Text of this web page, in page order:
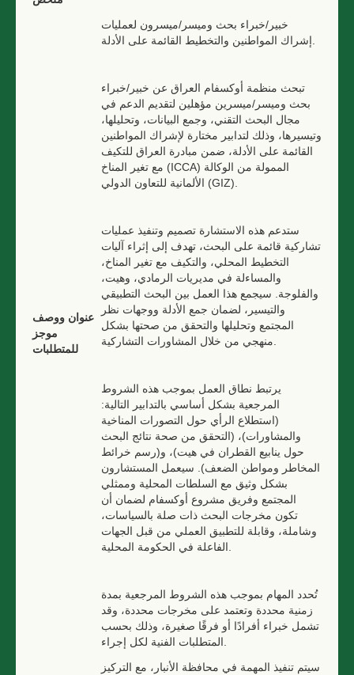
عنوان ووصف
موجز
للمتطلبات
خبير/خبراء بحث وميسر/ميسرون لعمليات
تبحث منظمة أوكسفام العراق عن خبير/خبراء
بحث وميسر/ميسرين مؤهلين لتقديم الدعم في
مجال البحث التقني، وجمع البيانات، وتحليلها،
وتيسيرها، وذلك لتدابير مختارة لإشراك المواطنين
القائمة على الأدلة، ضمن مبادرة العراق للتكيف
مع تغير المناخ (ICCA) الممولة من الوكالة
الألمانية للتعاون الدولي (GIZ).
ستدعم هذه الاستشارة تصميم وتنفيذ عمليات
تشاركية قائمة على البحث، تهدف إلى إثراء آليات
التخطيط المحلي، والتكيف مع تغير المناخ،
والمساءلة في مديريات الرمادي، وهيت،
والفلوجة. سيجمع هذا العمل بين البحث التطبيقي
والتيسير، لضمان جمع الأدلة ووجهات نظر
المجتمع وتحليلها والتحقق من صحتها بشكل
يرتبط نطاق العمل بموجب هذه الشروط
المرجعية بشكل أساسي بالتدابير التالية:
(استطلاع الرأي حول التصورات المناخية
والمشاورات)، (التحقق من صحة نتائج البحث
حول ينابيع القطران في هيت)، و(رسم خرائط
المخاطر ومواطن الضعف). سيعمل المستشارون
بشكل وثيق مع السلطات المحلية وممثلي
المجتمع وفريق مشروع أوكسفام لضمان أن
تكون مخرجات البحث ذات صلة بالسياسات،
وشاملة، وقابلة للتطبيق العملي من قبل الجهات
تُحدد المهام بموجب هذه الشروط المرجعية بمدة
زمنية محددة وتعتمد على مخرجات محددة، وقد
تشمل خبراء أفرادًا أو فرقًا صغيرة، وذلك بحسب
سيتم تنفيذ المهمة في محافظة الأنبار، مع التركيز